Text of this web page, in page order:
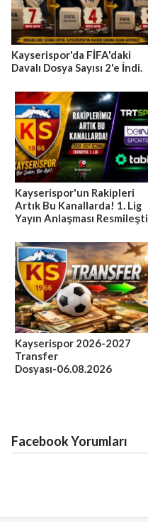
Kayserispor'da FİFA'daki
Davalı Dosya Sayısı 2'e İndi.
Kayserispor'un Rakipleri
Artık Bu Kanallarda! 1. Lig
Yayın Anlaşması Resmileşti
Kayserispor 2026-2027
Transfer
Dosyası-06.08.2026
Facebook Yorumları